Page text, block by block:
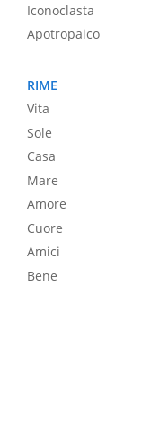
Iconoclasta
Apotropaico
RIME
Vita
Sole
Casa
Mare
Amore
Cuore
Amici
Bene